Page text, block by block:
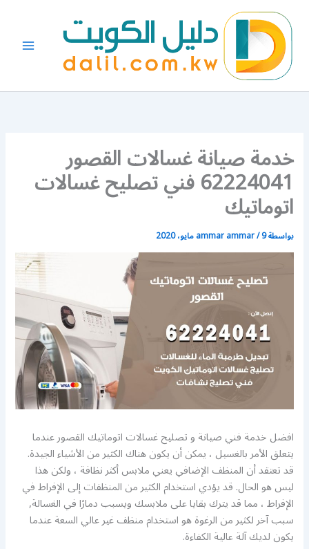
المحتوى
خدمة صيانة غسالات القصور
62224041 فني تصليح غسالات
اتوماتيك
بواسطة ammar ammar/9 مايو، 2020
افضل خدمة فني صيانة و تصليح غسالات اتوماتيك القصور عندما
يتعلق الأمر بالغسيل ، يمكن أن يكون هناك الكثير من الأشياء الجيدة.
قد تعتقد أن المنظف الإضافي يعني ملابس أكثر نظافة ، ولكن هذا
ليس هو الحال. قد يؤدي استخدام الكثير من المنظفات إلى الإفراط في
الإفراط ، مما قد يترك بقايا على ملابسك ويسبب دمارًا في الغسالة,
سبب آخر لكثير من الرغوة هو استخدام منظف غير عالي السعة عندما
يكون لديك آلة عالية الكفاءة.